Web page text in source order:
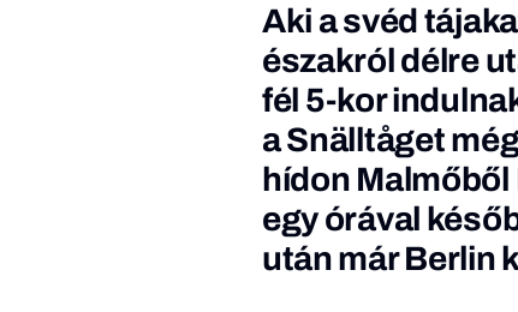
Aki a svéd
északról délre
fél 5-kor
a Snälltåget
hídon
egy órával
után már Berlin